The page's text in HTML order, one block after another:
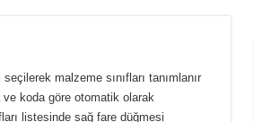
malzeme sınıfları tanımlanır
ve koda göre otomatik olarak
listesinde sağ fare düğmesi